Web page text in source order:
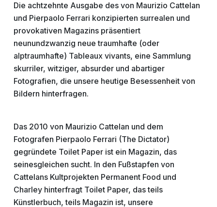
Die achtzehnte Ausgabe des von Maurizio Cattelan
und Pierpaolo Ferrari konzipierten surrealen und
provokativen Magazins präsentiert
neunundzwanzig neue traumhafte (oder
alptraumhafte) Tableaux vivants, eine Sammlung
skurriler, witziger, absurder und abartiger
Fotografien, die unsere heutige Besessenheit von
Bildern hinterfragen.
Das 2010 von Maurizio Cattelan und dem
Fotografen Pierpaolo Ferrari (The Dictator)
gegründete Toilet Paper ist ein Magazin, das
seinesgleichen sucht. In den Fußstapfen von
Cattelans Kultprojekten Permanent Food und
Charley hinterfragt Toilet Paper, das teils
Künstlerbuch, teils Magazin ist, unsere